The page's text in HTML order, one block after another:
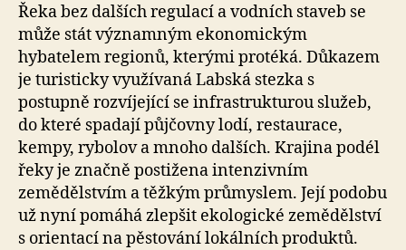
Řeka bez dalších regulací a vodních staveb se
může stát významným ekonomickým
hybatelem regionů, kterými protéká. Důkazem
je turisticky využívaná Labská stezka s
postupně rozvíjející se infrastrukturou služeb,
do které spadají půjčovny lodí, restaurace,
kempy, rybolov a mnoho dalších. Krajina podél
řeky je značně postižena intenzivním
zemědělstvím a těžkým průmyslem. Její podobu
už nyní pomáhá zlepšit ekologické zemědělství
s orientací na pěstování lokálních produktů.